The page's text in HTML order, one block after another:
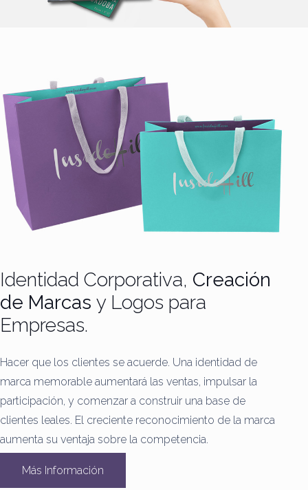
Identidad Corporativa, Creación
de Marcas y Logos para
Empresas.
Hacer que los clientes se acuerde. Una identidad de
marca memorable aumentará las ventas, impulsar la
participación, y comenzar a construir una base de
clientes leales. El creciente reconocimiento de la marca
aumenta su ventaja sobre la competencia.
Más Información